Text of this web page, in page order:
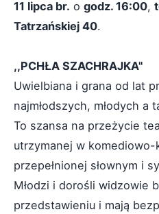
11 lipca br. o godz. 16:00,
Tatrzańskiej 40.
,,PCHŁA SZACHRAJKA''
Uwielbiana i grana od lat
najmłodszych, młodych a
To szansa na przeżycie
utrzymanej w
przepełnionej słownym i
Młodzi i dorośli widzowie
przedstawieniu i mają